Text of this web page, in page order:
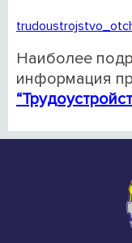
Наиболее
информация